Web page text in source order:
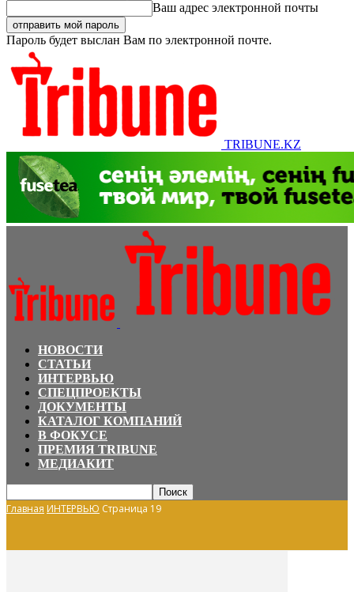
Ваш адрес электронной почты
Пароль будет выслан Вам по электронной почте.
TRIBUNE.KZ
НОВОСТИ
СТАТЬИ
ИНТЕРВЬЮ
СПЕЦПРОЕКТЫ
ДОКУМЕНТЫ
КАТАЛОГ КОМПАНИЙ
В ФОКУСЕ
ПРЕМИЯ TRIBUNE
МЕДИАКИТ
Главная ИНТЕРВЬЮ Страница 19